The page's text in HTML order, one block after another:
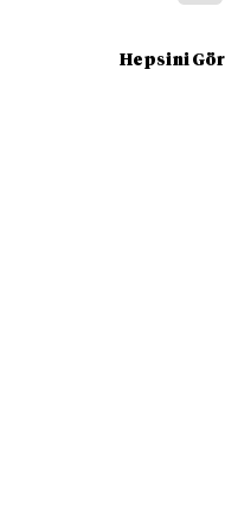
Hepsini Gör